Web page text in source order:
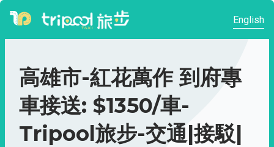
English
高雄市-紅花萬作 到府專
車接送: $1350/車-
Tripool旅步-交通|接駁|